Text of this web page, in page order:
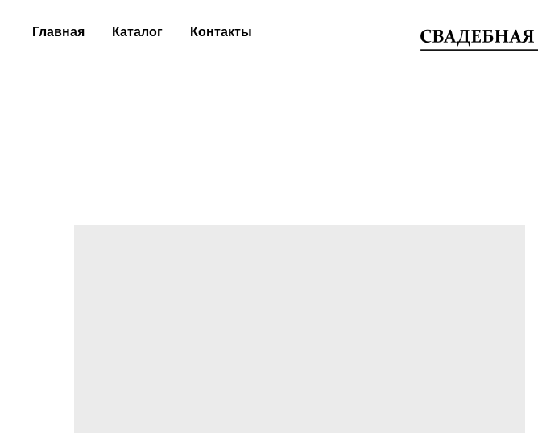
Главная Каталог Контакты